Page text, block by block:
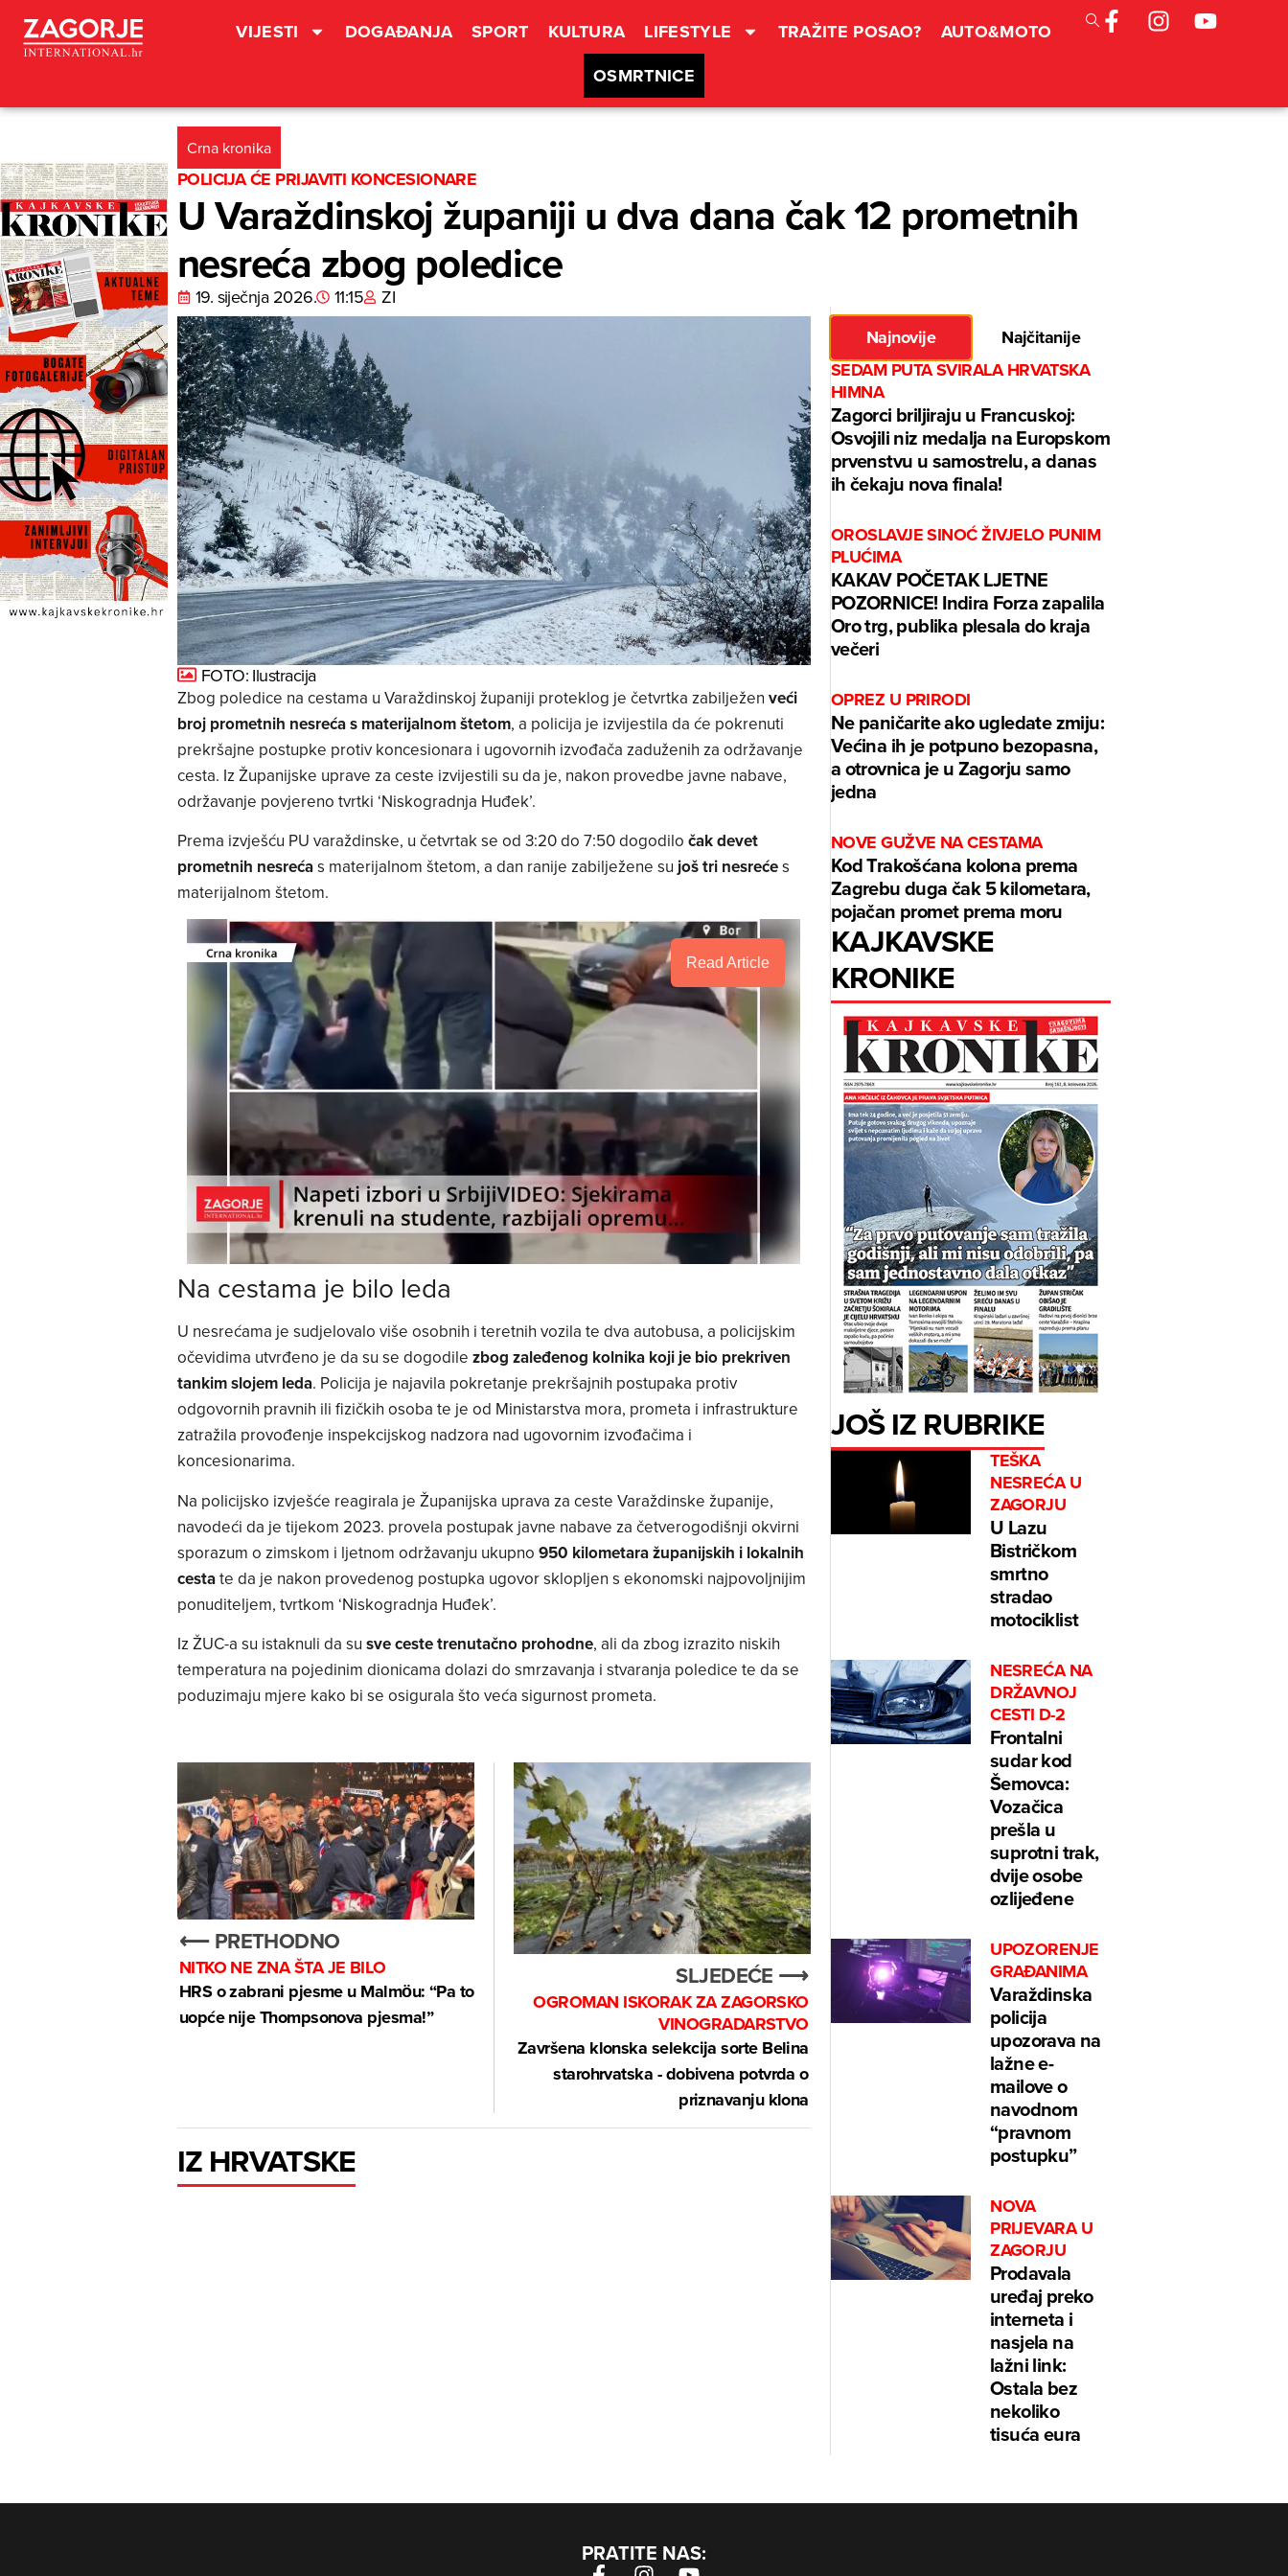
VIJESTI DOGAĐANJA SPORT KULTURA LIFESTYLE TRAŽITE POSAO?
AUTO&MOTO
OSMRTNICE
Crna kronika
POLICIJA ĆE PRIJAVITI KONCESIONARE
U Varaždinskoj županiji u dva dana čak 12 prometnih
nesreća zbog poledice
19. siječnja 2026. 11:15 ZI
FOTO: Ilustracija
Zbog poledice na cestama u Varaždinskoj županiji proteklog je četvrtka zabilježen veći
broj prometnih nesreća s materijalnom štetom, a policija je izvijestila da će pokrenuti
prekršajne postupke protiv koncesionara i ugovornih izvođača zaduženih za održavanje
cesta. Iz Županijske uprave za ceste izvijestili su da je, nakon provedbe javne nabave,
održavanje povjereno tvrtki ‘Niskogradnja Huđek’.
Prema izvješću PU varaždinske, u četvrtak se od 3:20 do 7:50 dogodilo čak devet
prometnih nesrećas materijalnom štetom, a dan ranije zabilježene su još tri nesrećes
materijalnom štetom.
Read Article
Na cestama je bilo leda
U nesrećama je sudjelovalo više osobnih i teretnih vozila te dva autobusa, a policijskim
očevidima utvrđeno je da su se dogodile zbog zaleđenog kolnika koji je bio prekriven
tankim slojem leda. Policija je najavila pokretanje prekršajnih postupaka protiv
odgovornih pravnih ili fizičkih osoba te je od Ministarstva mora, prometa i infrastrukture
zatražila provođenje inspekcijskog nadzora nad ugovornim izvođačima i
koncesionarima.
Na policijsko izvješće reagirala je Županijska uprava za ceste Varaždinske županije,
navodeći da je tijekom 2023. provela postupak javne nabave za četverogodišnji okvirni
sporazum o zimskom i ljetnom održavanju ukupno 950 kilometara županijskih i lokalnih
cestate da je nakon provedenog postupka ugovor sklopljen s ekonomski najpovoljnijim
ponuditeljem, tvrtkom ‘Niskogradnja Huđek’.
Iz ŽUC-a su istaknuli da su sve ceste trenutačno prohodne, ali da zbog izrazito niskih
temperatura na pojedinim dionicama dolazi do smrzavanja i stvaranja poledice te da se
poduzimaju mjere kako bi se osigurala što veća sigurnost prometa.
⟵ PRETHODNO
NITKO NE ZNA ŠTA JE BILO
HRS o zabrani pjesme u Malmöu: “Pa to
uopće nije Thompsonova pjesma!”
SLJEDEĆE ⟶
OGROMAN ISKORAK ZA ZAGORSKO
VINOGRADARSTVO
Završena klonska selekcija sorte Belina
starohrvatska - dobivena potvrda o
priznavanju klona
IZ HRVATSKE
Najnovije
Najčitanije
SEDAM PUTA SVIRALA HRVATSKA
HIMNA
Zagorci briljiraju u Francuskoj:
Osvojili niz medalja na Europskom
prvenstvu u samostrelu, a danas
ih čekaju nova finala!
OROSLAVJE SINOĆ ŽIVJELO PUNIM
PLUĆIMA
KAKAV POČETAK LJETNE
POZORNICE! Indira Forza zapalila
Oro trg, publika plesala do kraja
večeri
OPREZ U PRIRODI
Ne paničarite ako ugledate zmiju:
Većina ih je potpuno bezopasna,
a otrovnica je u Zagorju samo
jedna
NOVE GUŽVE NA CESTAMA
Kod Trakošćana kolona prema
Zagrebu duga čak 5 kilometara,
pojačan promet prema moru
KAJKAVSKE
KRONIKE
JOŠ IZ RUBRIKE
TEŠKA
NESREĆA U
ZAGORJU
U Lazu
Bistričkom
smrtno
stradao
motociklist
NESREĆA NA
DRŽAVNOJ
CESTI D-2
Frontalni
sudar kod
Šemovca:
Vozačica
prešla u
suprotni trak,
dvije osobe
ozlijeđene
UPOZORENJE
GRAĐANIMA
Varaždinska
policija
upozorava na
lažne e-
mailove o
navodnom
“pravnom
postupku”
NOVA
PRIJEVARA U
ZAGORJU
Prodavala
uređaj preko
interneta i
nasjela na
lažni link:
Ostala bez
nekoliko
tisuća eura
PRATITE NAS: